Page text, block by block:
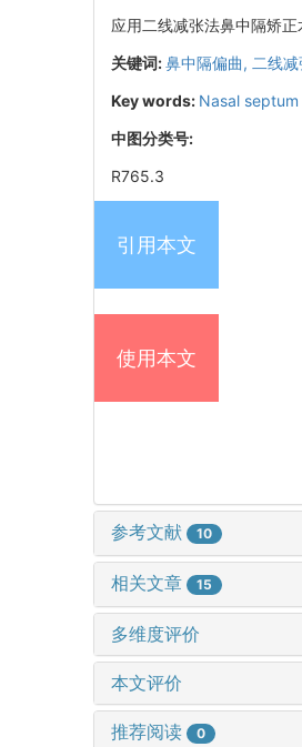
应用二线减张法鼻中隔矫
关键词:鼻中隔偏曲, 二线
Key words: Nasal
中图分类号:
R765.3
引用本文
使用本文
参考文献 10
相关文章 15
多维度评价
本文评价
推荐阅读 0